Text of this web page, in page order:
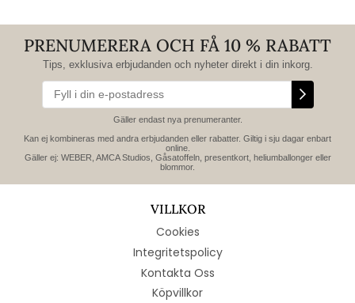
PRENUMERERA OCH FÅ 10 % RABATT
Tips, exklusiva erbjudanden och nyheter direkt i din inkorg.
Gäller endast nya prenumeranter.
Kan ej kombineras med andra erbjudanden eller rabatter. Giltig i sju dagar enbart
online.
Gäller ej: WEBER, AMCA Studios, Gåsatoffeln, presentkort, heliumballonger eller
blommor.
VILLKOR
Cookies
Integritetspolicy
Kontakta Oss
Köpvillkor